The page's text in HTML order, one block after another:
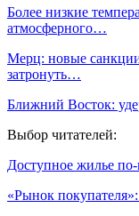
Более низкие
атмосферного…
Мерц: новые
затронуть…
Ближний Восток:
Выбор читателей:
Доступное жилье
«Рынок